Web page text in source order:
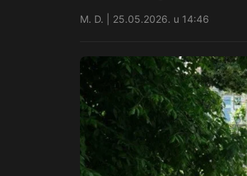
M. D. | 25.05.2026. u 14:46